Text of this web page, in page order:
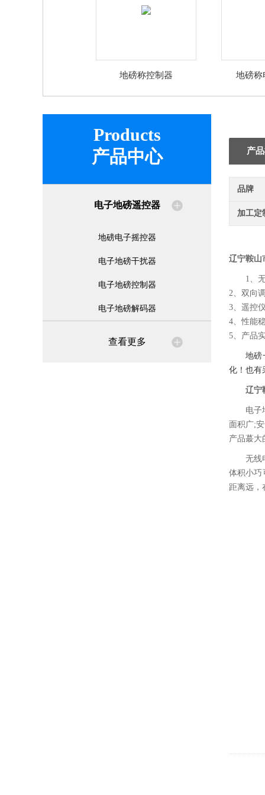
地磅称控制器 地磅称
Products
产品中心
电子地磅遥控器
地磅电子摇控器
电子地磅干扰器
电子地磅控制器
电子地磅解码器
查看更多
产
品牌
加工定
辽宁鞍山
1、
2、双向
3、遥控
4、性能
5、产品
地磅
化！也有
辽宁
电子
面积广;
产品蕞大
无线
体积小巧
距离远，